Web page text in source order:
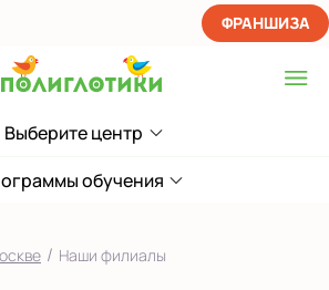
Выберите центр
Выберите центр
Лихоборы
ФРАНШИЗА
обучения
/ Наши филиалы